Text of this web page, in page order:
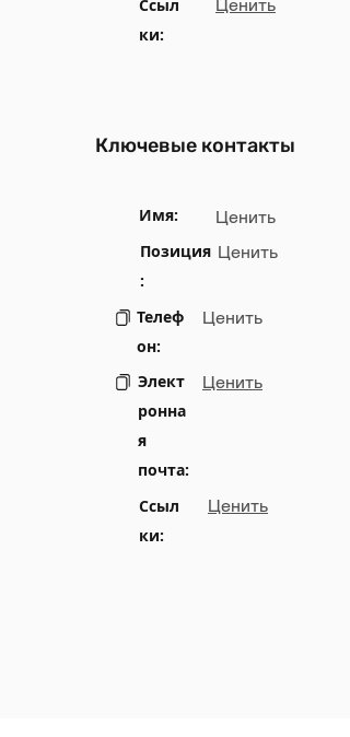
Ссыл
ки:
Ценить
Ключевые контакты
Имя:
Ценить
Позиция
:
Ценить
Телеф
он:
Ценить
Элект
ронна
я
почта:
Ценить
Ссыл
ки:
Ценить